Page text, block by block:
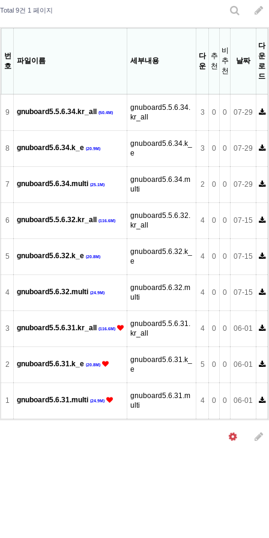
Total 9건 1 페이지
번
호
파일이름 세부내용
다
운
추
천
비
추
천
날짜
다
운
로
드
9 gnuboard5.5.6.34.kr_all (50.4M)
gnuboard5.5.6.34.
kr_all
3 0 0 07-29
8 gnuboard5.6.34.k_e (20.9M)
gnuboard5.6.34.k_
e
3 0 0 07-29
7 gnuboard5.6.34.multi (25.1M)
gnuboard5.6.34.m
ulti
2 0 0 07-29
6 gnuboard5.5.6.32.kr_all (116.6M)
gnuboard5.5.6.32.
kr_all
4 0 0 07-15
5 gnuboard5.6.32.k_e (20.8M)
gnuboard5.6.32.k_
e
4 0 0 07-15
4 gnuboard5.6.32.multi (24.9M)
gnuboard5.6.32.m
ulti
4 0 0 07-15
3 gnuboard5.5.6.31.kr_all (116.6M)
gnuboard5.5.6.31.
kr_all
4 0 0 06-01
2 gnuboard5.6.31.k_e (20.8M)
gnuboard5.6.31.k_
e
5 0 0 06-01
1 gnuboard5.6.31.multi (24.9M)
gnuboard5.6.31.m
ulti
4 0 0 06-01